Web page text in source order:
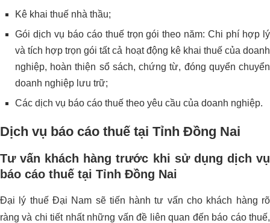
Kê khai thuế nhà thầu;
Gói dịch vụ báo cáo thuế trọn gói theo năm: Chi phí hợp lý
và tích hợp trọn gói tất cả hoạt động kê khai thuế của doanh
nghiệp, hoàn thiện sổ sách, chứng từ, đóng quyển chuyển
doanh nghiệp lưu trữ;
Các dịch vụ báo cáo thuế theo yêu cầu của doanh nghiệp.
Dịch vụ báo cáo thuế tại Tỉnh Đồng Nai
Tư vấn khách hàng trước khi sử dụng dịch vụ
báo cáo thuế tại Tỉnh Đồng Nai
Đại lý thuế Đại Nam sẽ tiến hành tư vấn cho khách hàng rõ
ràng và chi tiết nhất những vấn đề liên quan đến báo cáo thuế,